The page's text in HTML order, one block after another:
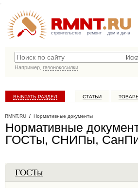
строительство ремонт дом и дача
Например, газонокосилки
ВЫБРАТЬ РАЗДЕЛ СТАТЬИ
RMNT.RU / Нормативные документы
Нормативные
ГОСТы, СНИПы,
ГОСТы